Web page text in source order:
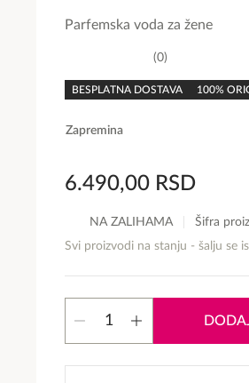
Parfemska voda za žene
rating
0
BESPLATNA DOSTAVA 100%
Zapremina
6.490,00 RSD
NA ZALIHAMA
Šifra
Svi proizvodi na stanju - šalju se
Gucci
Gorgeous
Jasmine